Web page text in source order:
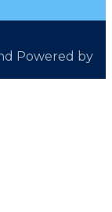
Powered by